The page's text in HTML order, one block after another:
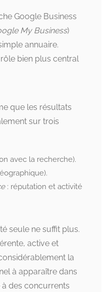
Google Business
My Business)
annuaire.
bien plus central
que les résultats
sur trois
avec la recherche).
: réputation et activité
seule ne suffit plus.
active et
la
à apparaître dans
des concurrents